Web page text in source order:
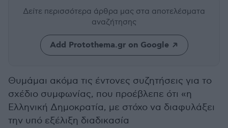
Δείτε περισσότερα άρθρα μας στα αποτελέσματα
αναζήτησης
Add Protothema.gr on Google
Θυμάμαι ακόμα τις έντονες συζητήσεις για το
σχέδιο συμφωνίας, που προέβλεπε ότι «η
Ελληνική Δημοκρατία, με στόχο να διαφυλάξει
την υπό εξέλιξη διαδικασία